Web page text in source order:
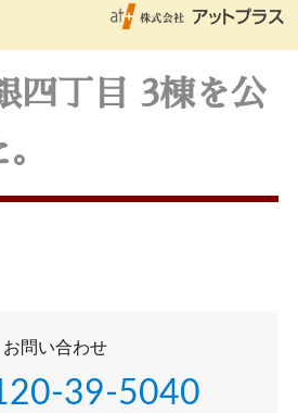
四丁目 3棟を公
お問い合わせ
39-5040